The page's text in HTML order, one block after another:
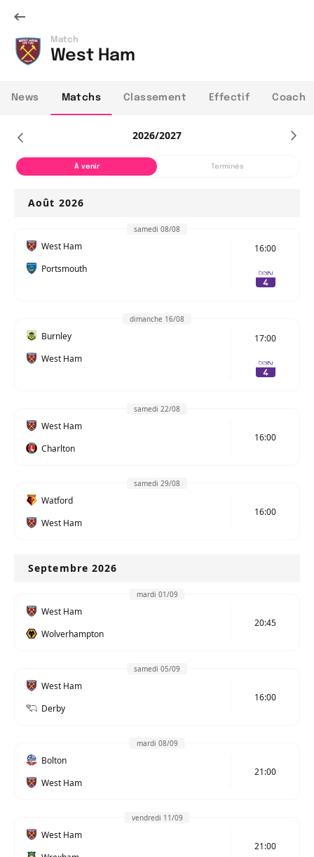
Match
West Ham
News Matchs Classement Effectif Coach
2026/2027
À venir Terminés
Août 2026
samedi 08/08
West Ham
Portsmouth
16:00
dimanche 16/08
Burnley
West Ham
17:00
samedi 22/08
West Ham
Charlton
16:00
samedi 29/08
Watford
West Ham
16:00
Septembre 2026
mardi 01/09
West Ham
Wolverhampton
20:45
samedi 05/09
West Ham
Derby
16:00
mardi 08/09
Bolton
West Ham
21:00
vendredi 11/09
West Ham
21:00